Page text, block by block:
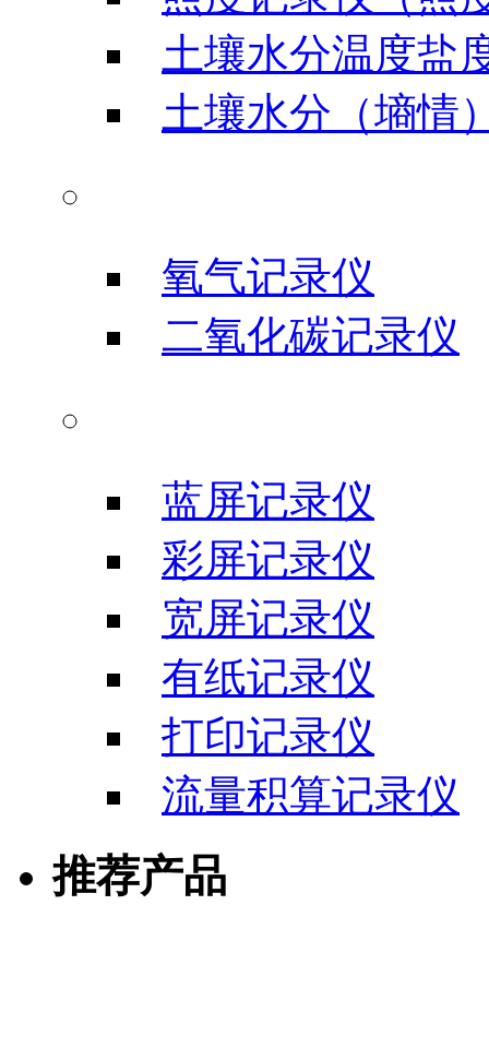
土壤水分温度盐
土壤水分（墒情
氧气记录仪
二氧化碳记录仪
蓝屏记录仪
彩屏记录仪
宽屏记录仪
有纸记录仪
打印记录仪
流量积算记录仪
推荐产品